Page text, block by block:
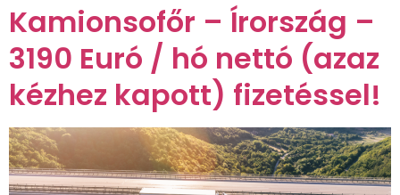
Kamionsofőr – Írország –
3190 Euró / hó nettó (azaz
kézhez kapott) fizetéssel!